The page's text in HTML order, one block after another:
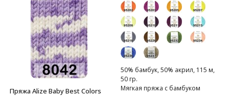
Пряжа Alize Baby Best Colors
50% бамбук, 50% акрил, 115 м,
50 гр.
Мягкая пряжа с бамбуком